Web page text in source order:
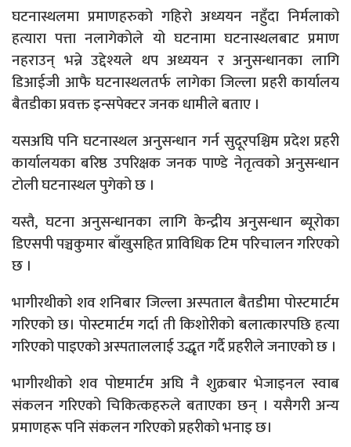
घटनास्थलमा प्रमाणहरुको गहिरो अध्ययन नहुँदा निर्मलाको
हत्यारा पत्ता नलागेकोले यो घटनामा घटनास्थलबाट प्रमाण
नहराउन् भन्ने उद्देश्यले थप अध्ययन र अनुसन्धानका लागि
डिआईजी आफै घटनास्थलतर्फ लागेका जिल्ला प्रहरी कार्यालय
बैतडीका प्रवक्त इन्सपेक्टर जनक धामीले बताए ।
यसअघि पनि घटनास्थल अनुसन्धान गर्न सुदूरपश्चिम प्रदेश प्रहरी
कार्यालयका बरिष्ठ उपरिक्षक जनक पाण्डे नेतृत्वको अनुसन्धान
टोली घटनास्थल पुगेको छ ।
यस्तै, घटना अनुसन्धानका लागि केन्द्रीय अनुसन्धान ब्यूरोका
डिएसपी पञ्चकुमार बाँखुसहित प्राविधिक टिम परिचालन गरिएको
छ ।
भागीरथीको शव शनिबार जिल्ला अस्पताल बैतडीमा पोस्टमार्टम
गरिएको छ। पोस्टमार्टम गर्दा ती किशोरीको बलात्कारपछि हत्या
गरिएको पाइएको अस्पताललाई उद्धृत गर्दै प्रहरीले जनाएको छ ।
भागीरथीको शव पोष्टमार्टम अघि नै शुक्रबार भेजाइनल स्वाब
संकलन गरिएको चिकित्कहरुले बताएका छन् । यसैगरी अन्य
प्रमाणहरू पनि संकलन गरिएको प्रहरीको भनाइ छ।